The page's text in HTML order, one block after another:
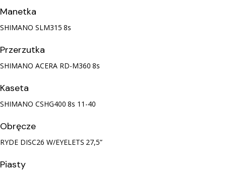
Manetka
SHIMANO SLM315 8s
Przerzutka
SHIMANO ACERA RD-M360 8s
Kaseta
SHIMANO CSHG400 8s 11-40
Obręcze
RYDE DISC26 W/EYELETS 27,5”
Piasty